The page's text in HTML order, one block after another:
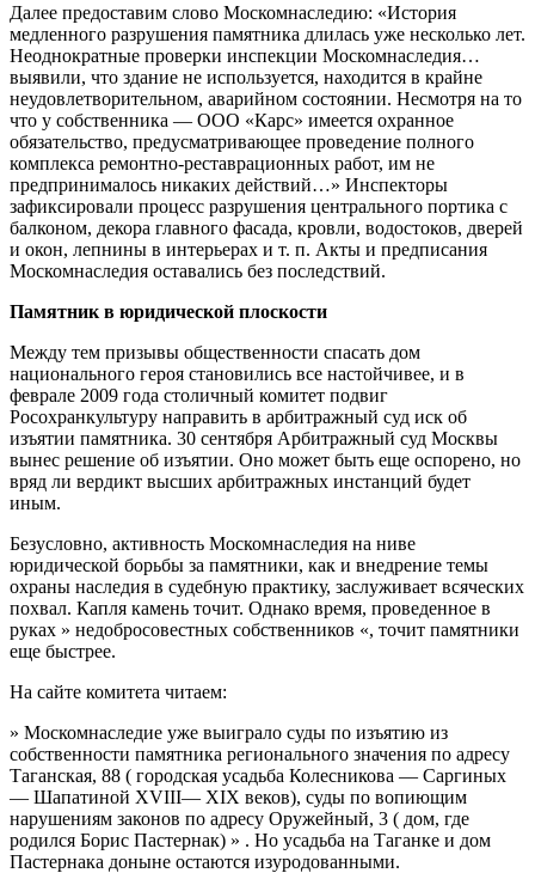
Далее предоставим слово Москомнаследию: «История
медленного разрушения памятника длилась уже несколько лет.
Неоднократные проверки инспекции Москомнаследия…
выявили, что здание не используется, находится в крайне
неудовлетворительном, аварийном состоянии. Несмотря на то
что у собственника — ООО «Карс» имеется охранное
обязательство, предусматривающее проведение полного
комплекса ремонтно-реставрационных работ, им не
предпринималось никаких действий…» Инспекторы
зафиксировали процесс разрушения центрального портика с
балконом, декора главного фасада, кровли, водостоков, дверей
и окон, лепнины в интерьерах и т. п. Акты и предписания
Москомнаследия оставались без последствий.
Памятник в юридической плоскости
Между тем призывы общественности спасать дом
национального героя становились все настойчивее, и в
феврале 2009 года столичный комитет подвиг
Росохранкультуру направить в арбитражный суд иск об
изъятии памятника. 30 сентября Арбитражный суд Москвы
вынес решение об изъятии. Оно может быть еще оспорено, но
вряд ли вердикт высших арбитражных инстанций будет
иным.
Безусловно, активность Москомнаследия на ниве
юридической борьбы за памятники, как и внедрение темы
охраны наследия в судебную практику, заслуживает всяческих
похвал. Капля камень точит. Однако время, проведенное в
руках » недобросовестных собственников «, точит памятники
еще быстрее.
На сайте комитета читаем:
» Москомнаследие уже выиграло суды по изъятию из
собственности памятника регионального значения по адресу
Таганская, 88 ( городская усадьба Колесникова — Саргиных
— Шапатиной XVIII— XIX веков), суды по вопиющим
нарушениям законов по адресу Оружейный, 3 ( дом, где
родился Борис Пастернак) » . Но усадьба на Таганке и дом
Пастернака доныне остаются изуродованными.